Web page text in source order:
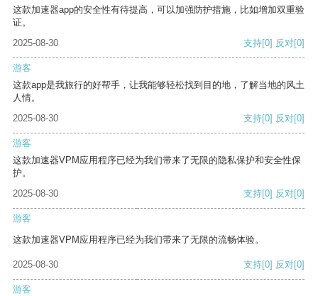
这款加速器app的安全性有待提高，可以加强防护措施，比如增加双重验
证。
2025-08-30
支持[0] 反对[0]
游客
这款app是我旅行的好帮手，让我能够轻松找到目的地，了解当地的风土
人情。
2025-08-30
支持[0] 反对[0]
游客
这款加速器VPM应用程序已经为我们带来了无限的隐私保护和安全性保
护。
2025-08-30
支持[0] 反对[0]
游客
这款加速器VPM应用程序已经为我们带来了无限的流畅体验。
2025-08-30 支持[0] 反对[0]
游客